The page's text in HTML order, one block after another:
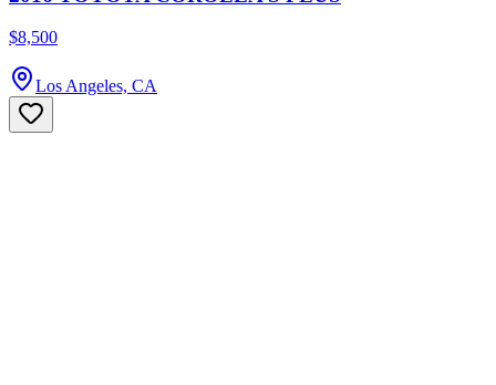
$8,500
Los Angeles, CA